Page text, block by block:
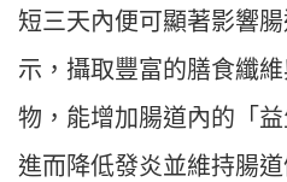
短三天內便可顯著影響
示，攝取豐富的膳食纖
物，能增加腸道內的「
進而降低發炎並維持腸道